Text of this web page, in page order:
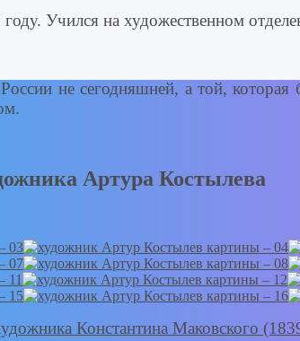
Учился на художественном
не сегодняшней, а той,
Артура Костылева
Константина Маковского